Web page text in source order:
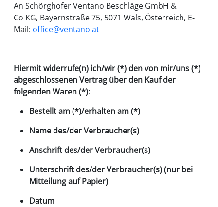
An Schörghofer Ventano Beschläge GmbH &
Co KG, Bayernstraße 75, 5071 Wals, Österreich, E-
Mail: office@ventano.at
Hiermit widerrufe(n) ich/wir (*) den von mir/uns (*)
abgeschlossenen Vertrag über den Kauf der
folgenden Waren (*):
Bestellt am (*)/erhalten am (*)
Name des/der Verbraucher(s)
Anschrift des/der Verbraucher(s)
Unterschrift des/der Verbraucher(s) (nur bei
Mitteilung auf Papier)
Datum